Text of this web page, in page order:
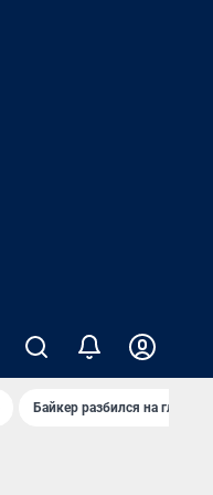
Байкер разбился на глазах